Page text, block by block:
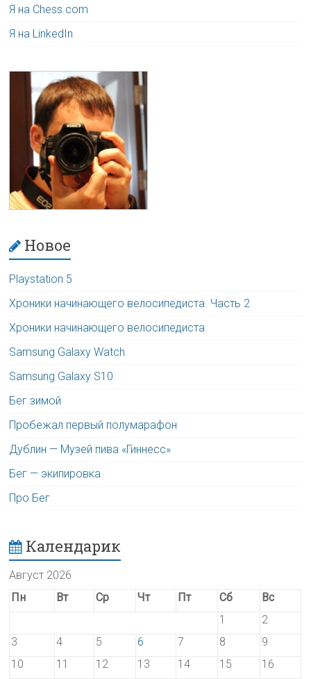
Я на Chess.com
Я на LinkedIn
Новое
Playstation 5
Хроники начинающего велосипедиста. Часть 2
Хроники начинающего велосипедиста
Samsung Galaxy Watch
Samsung Galaxy S10
Бег зимой
Пробежал первый полумарафон
Дублин — Музей пива «Гиннесс»
Бег — экипировка
Про Бег
Календарик
Август 2026
Пн
Вт Ср Чт Пт Сб
Вс
1
2
3
4 5 6 7 8
9
10
11 12 13 14 15
16